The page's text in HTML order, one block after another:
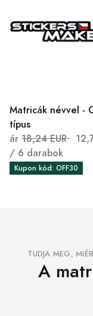
Matricák névvel -
típus
ár 18,24 EUR
/ 6 darabok
Kupon kód: OFF30
TUDJA MEG,
A